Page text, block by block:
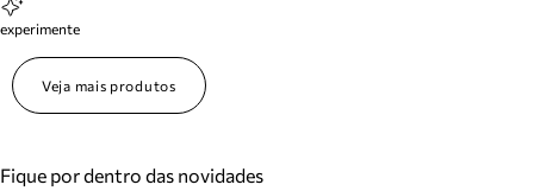
experimente
Veja mais produtos
Fique por dentro das novidades